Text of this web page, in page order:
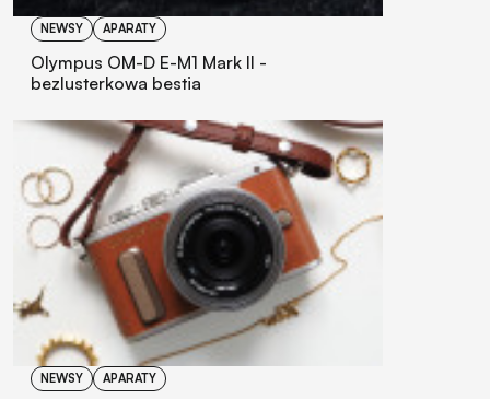
NEWSY APARATY
Olympus OM-D E-M1 Mark II -
bezlusterkowa bestia
NEWSY APARATY